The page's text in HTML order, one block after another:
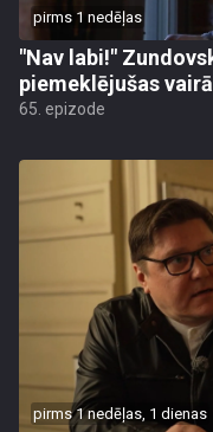
pirms 1 nedēļas
"Nav labi!"
piemeklējušas
65. epizode
pirms 1 nedēļas, 1 dienas